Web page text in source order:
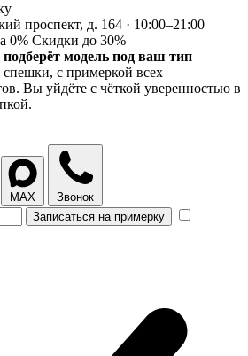
проспект, д. 164 · 10:00–21:00
0% Скидки до 30%
подберёт модель под ваш тип
с примеркой всех
Вы уйдёте с чёткой уверенностью в
MAX
Звонок
Записаться на примерку